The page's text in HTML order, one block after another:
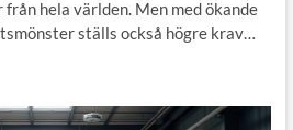
hela världen. Men med ökande
ställs också högre krav…